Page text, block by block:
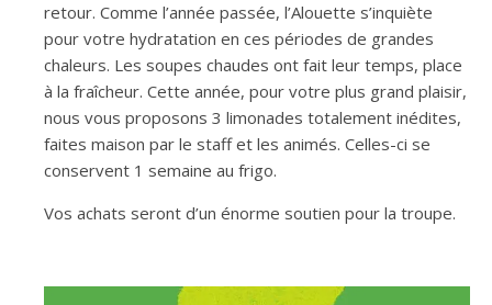
retour. Comme l’année passée, l’Alouette s’inquiète
pour votre hydratation en ces périodes de grandes
chaleurs. Les soupes chaudes ont fait leur temps, place
à la fraîcheur. Cette année, pour votre plus grand plaisir,
nous vous proposons 3 limonades totalement inédites,
faites maison par le staff et les animés. Celles-ci se
conservent 1 semaine au frigo.
Vos achats seront d’un énorme soutien pour la troupe.